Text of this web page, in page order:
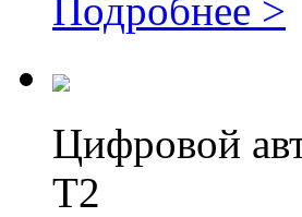
Подробнее >
Цифровой
T2